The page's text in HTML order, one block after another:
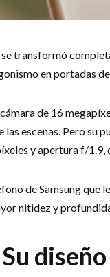
transformó
en portadas
de 16
escenas. Pero su
y apertura f/
de Samsung
nitidez y
diseño